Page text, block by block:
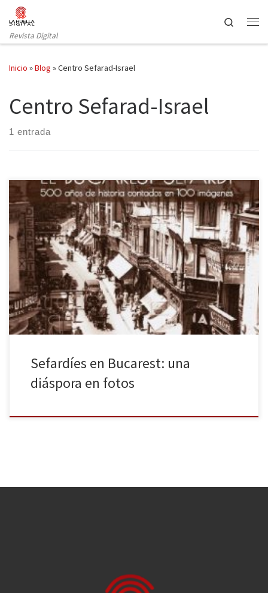
Saltar al contenido
Revista Digital
Search
Inicio »Blog »Centro Sefarad-Israel
Centro Sefarad-Israel
1 entrada
Del 16 de noviembre de 2016 al 5 de enero de 2017 puede
visitarse en el Centro Sefarad-Israel de Madrid (c/ Mayor, 69), en
colaboración con el Instituto Cultural Rumano y la embajada
rumana en España, una exposición sobre la presencia de los
sefardíes en el Bucarest del siglo XIX: […]
Sefardíes en Bucarest: una
diáspora en fotos